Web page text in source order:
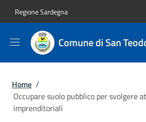
Regione Sardegna
Comune di San
Briciole di pane
Home /
Occupare suolo pubblico per svolgere
imprenditoriali